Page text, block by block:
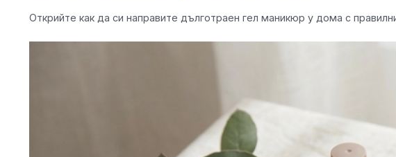
Открийте как да си направите дълготраен гел маникюр у дома с